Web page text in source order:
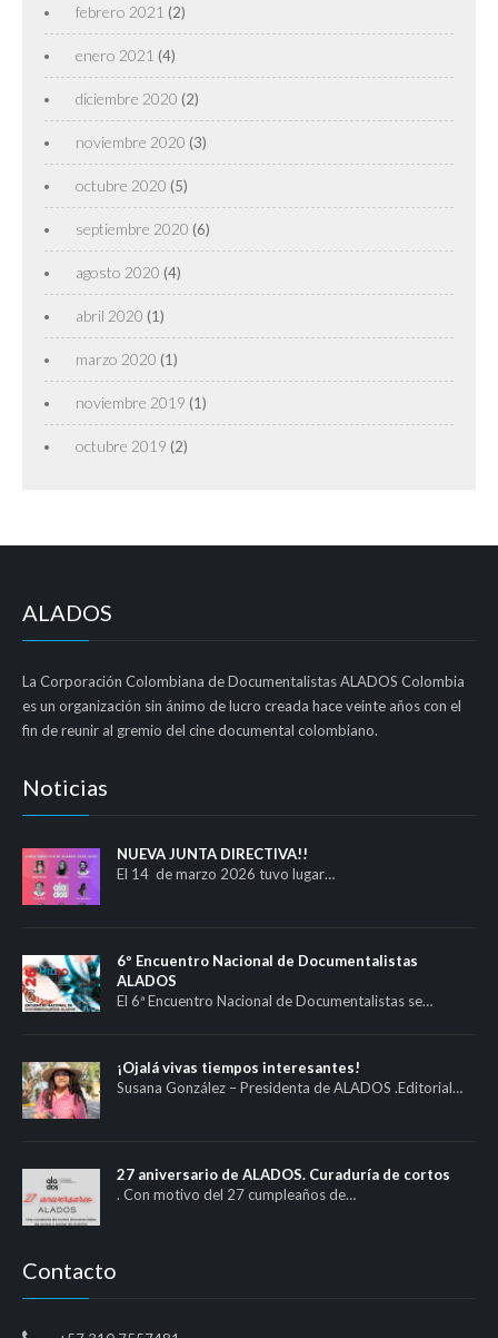
febrero 2021 (2)
enero 2021 (4)
diciembre 2020 (2)
noviembre 2020 (3)
octubre 2020 (5)
septiembre 2020 (6)
agosto 2020 (4)
abril 2020 (1)
marzo 2020 (1)
noviembre 2019 (1)
octubre 2019 (2)
ALADOS
La Corporación Colombiana de Documentalistas ALADOS Colombia
es un organización sin ánimo de lucro creada hace veinte años con el
fin de reunir al gremio del cine documental colombiano.
Noticias
NUEVA JUNTA DIRECTIVA!!
El 14 de marzo 2026 tuvo lugar…
6º Encuentro Nacional de Documentalistas
ALADOS
El 6ª Encuentro Nacional de Documentalistas se…
¡Ojalá vivas tiempos interesantes!
Susana González – Presidenta de ALADOS .Editorial…
27 aniversario de ALADOS. Curaduría de cortos
. Con motivo del 27 cumpleaños de…
Contacto